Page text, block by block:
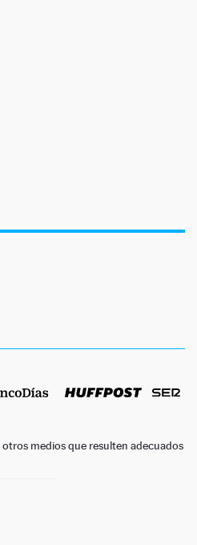
otros medios que resulten adecuados